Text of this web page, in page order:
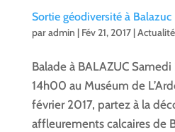
Sortie géodiversité à Balazuc
paradmin | Fév 21, 2017|
Balade à BALAZUC
14h00 au Muséum de
février 2017, partez à la
affleurements calcaires de